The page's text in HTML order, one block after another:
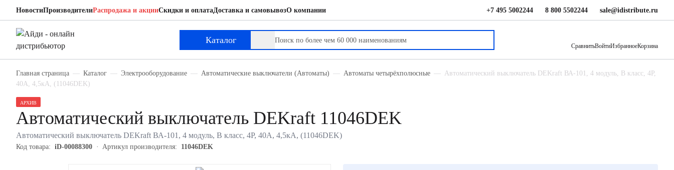
НовостиПроизводителиРаспродажа и акцииСкидки и оплатаДоставка и самовывозО компании +7 495 5002244 8 800 5502244 sale@idistribute.ru
Каталог
СравнитьВойтиИзбранноеКорзина
Главная страница Каталог Электрооборудование Автоматические выключатели (Автоматы) Автоматы четырёхполюсные
Автоматический выключатель DEKraft ВА-101, 4 модуль, B класс, 4P,
40А, 4,5кА, (11046DEK)
АРХИВ
Автоматический выключатель DEKraft 11046DEK
Автоматический выключатель DEKraft ВА-101, 4 модуль, B класс, 4P, 40А, 4,5кА, (11046DEK)
Код товара: iD-00088300 Артикул производителя: 11046DEK
DEKraft 11046DEK
Автоматический выключатель